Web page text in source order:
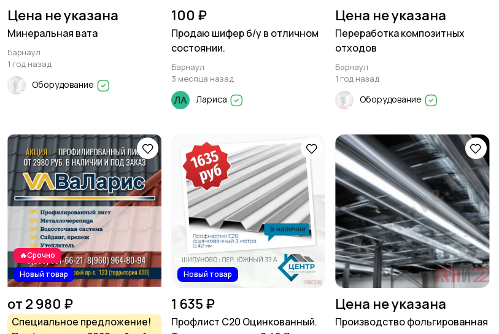
Цена не указана
Минеральная вата
Барнаул
1 год назад
Оборудование
100 ₽
Продаю шифер б/у в отличном
состоянии.
Барнаул
3 месяца назад
Лариса
Цена не указана
Переработка композитных
отходов
Барнаул
1 год назад
Оборудование
🔥Срочно
Новый товар
от 2 980 ₽
Специальное предложение!
Новый товар
1 635 ₽
Профлист С20 Оцинкованный.
Цена не указана
Производство фольгированная